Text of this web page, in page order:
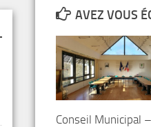
AVEZ VOUS
Conseil Municipal –